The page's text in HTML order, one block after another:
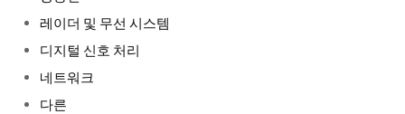
레이더 및 무선 시스템
디지털 신호 처리
네트워크
다른